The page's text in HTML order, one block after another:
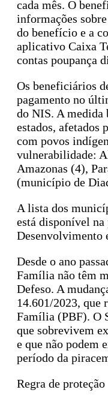
cada mês. O
informações
do benefício e a
aplicativo Caixa
contas poupança
Os beneficiários
pagamento no
do NIS. A medida
estados, afetados
com povos
vulnerabilidade:
Amazonas (4),
(município de
A lista dos
está disponível
Desenvolvimento
Desde o ano
Família não têm
Defeso. A
14.601/2023, que
Família (PBF). O
que sobrevivem
e que não podem
período da
Regra de proteção